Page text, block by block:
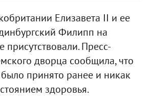
Елизавета II и ее
Филипп на
Пресс-
дворца сообщила, что
принято ранее и никак
здоровья.